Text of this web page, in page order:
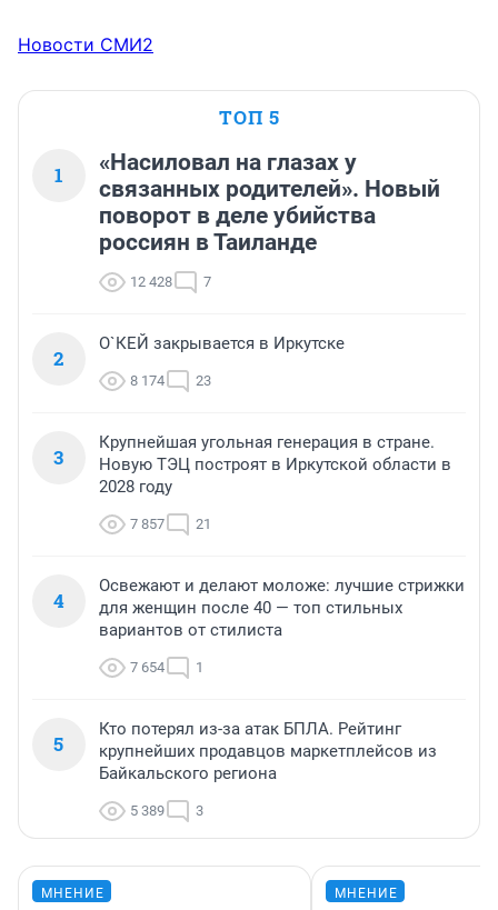
Новости СМИ2
ТОП 5
1
«Насиловал на глазах у
связанных родителей». Новый
поворот в деле убийства
россиян в Таиланде
12 428 7
2
О`КЕЙ закрывается в Иркутске
8 174 23
3
Крупнейшая угольная генерация в стране.
Новую ТЭЦ построят в Иркутской области в
2028 году
7 857 21
4
Освежают и делают моложе: лучшие стрижки
для женщин после 40 — топ стильных
вариантов от стилиста
7 654 1
5
Кто потерял из-за атак БПЛА. Рейтинг
крупнейших продавцов маркетплейсов из
Байкальского региона
5 389 3
МНЕНИЕ МНЕНИЕ